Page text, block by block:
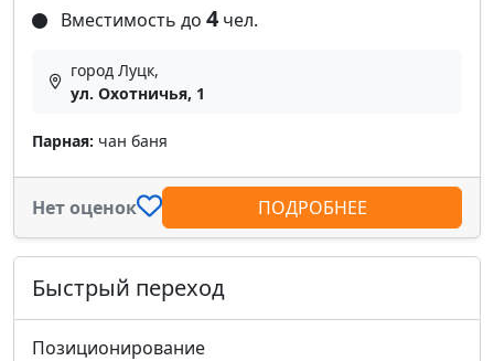
Вместимость до 4 чел.
город Луцк,
ул. Охотничья, 1
Парная: чан баня
Нет оценок ПОДРОБНЕЕ
Быстрый переход
Позиционирование